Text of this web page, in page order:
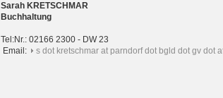
Sarah KRETSCHMAR
Buchhaltung
Tel:Nr.: 02166 2300 - DW 23
Email:
s dot kretschmar at parndorf dot bgld dot gv dot